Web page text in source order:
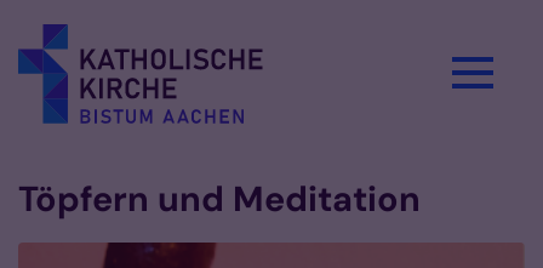
Töpfern und Meditation